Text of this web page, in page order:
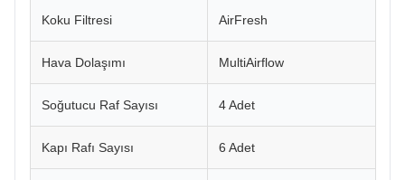
Koku Filtresi AirFresh
Hava Dolaşımı MultiAirflow
Soğutucu Raf Sayısı 4 Adet
Kapı Rafı Sayısı 6 Adet